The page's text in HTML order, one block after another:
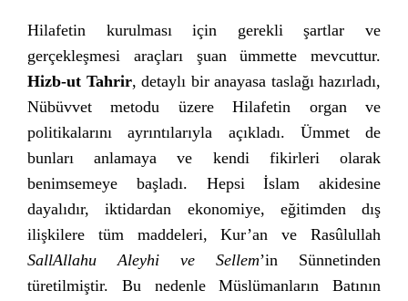
Hilafetin kurulması için gerekli şartlar ve
gerçekleşmesi araçları şuan ümmette mevcuttur.
Hizb-ut Tahrir, detaylı bir anayasa taslağı hazırladı,
Nübüvvet metodu üzere Hilafetin organ ve
politikalarını ayrıntılarıyla açıkladı. Ümmet de
bunları anlamaya ve kendi fikirleri olarak
benimsemeye başladı. Hepsi İslam akidesine
dayalıdır, iktidardan ekonomiye, eğitimden dış
ilişkilere tüm maddeleri, Kur’an ve Rasûlullah
SallAllahu Aleyhi ve Sellem’in Sünnetinden
türetilmiştir. Bu nedenle Müslümanların Batının